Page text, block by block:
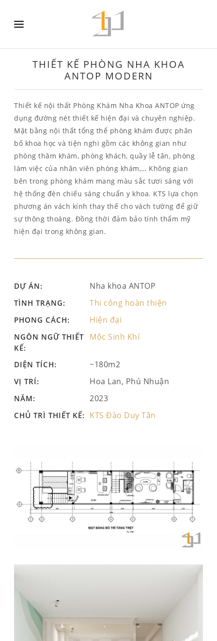
THIẾT KẾ PHÒNG NHA KHOA
ANTOP MODERN
Thiết kế nội thất Phòng Khám Nha Khoa ANTOP ứng
dụng đường nét thiết kế hiện đại và chuyên nghiệp.
Mặt bằng nội thất tổng thể phòng khám được phân
bố khoa học và tiện nghi gồm các không gian như
phòng thăm khám, phòng khách, quầy lễ tân, phòng
làm việc của nhân viên phòng khám,… Không gian
bên trong phòng khám mang màu sắc tươi sáng với
hệ thống đèn chiếu sáng chuẩn y khoa. KTS lựa chọn
phương án vách kính thay thế cho vách tường để giữ
sự thông thoáng. Đồng thời đảm bảo tính thẩm mỹ
hiện đại trong không gian.
DỰ ÁN: Nha khoa ANTOP
TÌNH TRẠNG: Thi công hoàn thiện
PHONG CÁCH: Hiện đại
NGÔN NGỮ THIẾT
KẾ:
Mộc Sinh Khí
DIỆN TÍCH: ~180m2
VỊ TRÍ: Hoa Lan, Phú Nhuận
NĂM: 2023
CHỦ TRÌ THIẾT KẾ: KTS Đào Duy Tân